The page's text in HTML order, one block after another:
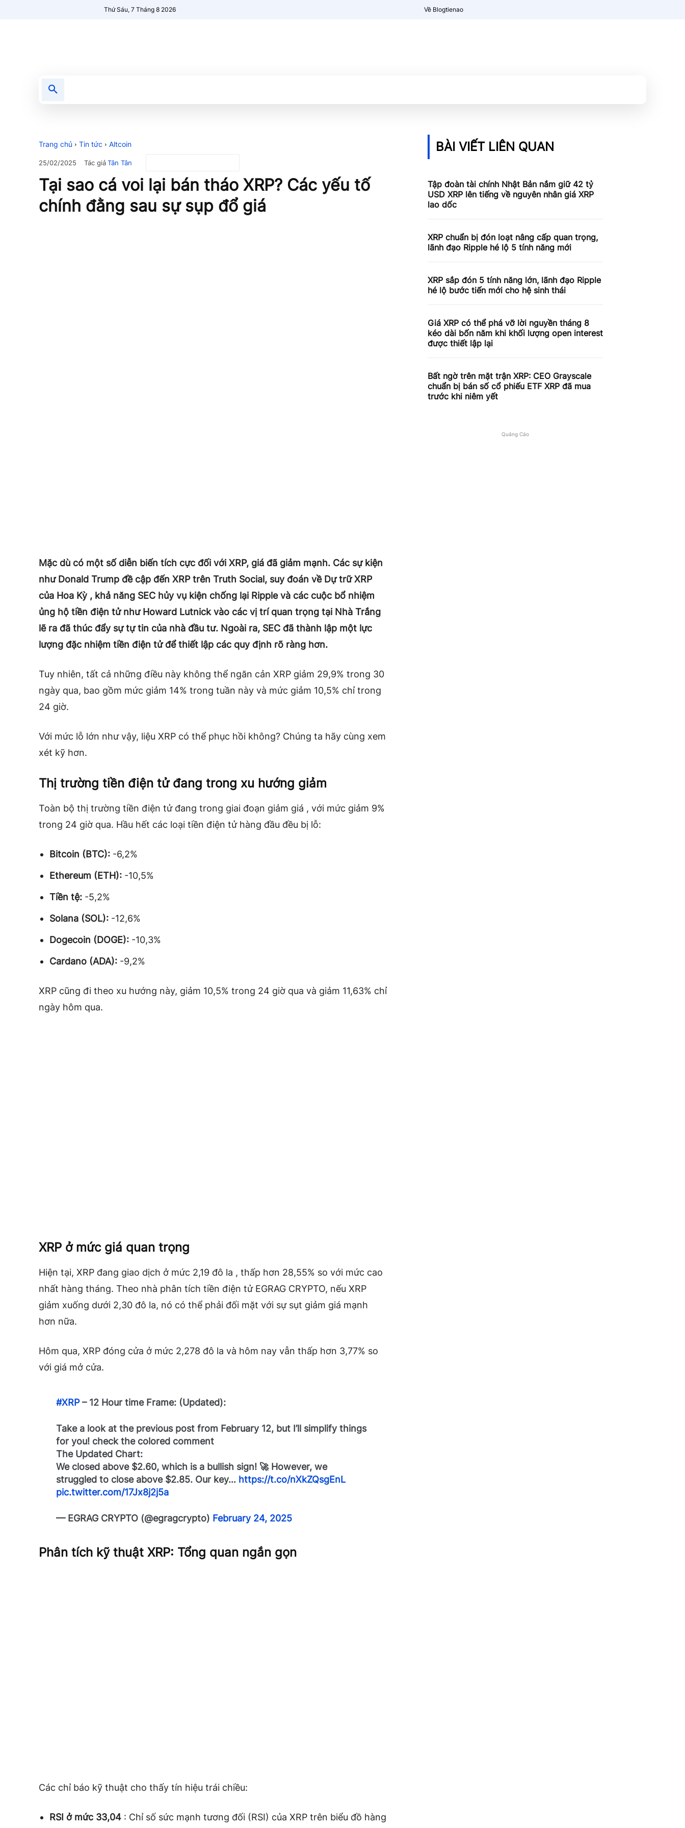
Thứ Sáu, 7 Tháng 8 2026 Về Blogtienao
Trang chủ Tin tức Altcoin
25/02/2025 Tác giảTân Tân
Tại sao cá voi lại bán tháo XRP? Các yếu tố
chính đằng sau sự sụp đổ giá
Mặc dù có một số diễn biến tích cực đối với XRP, giá đã giảm mạnh. Các sự kiện
như Donald Trump đề cập đến XRP trên Truth Social, suy đoán về Dự trữ XRP
của Hoa Kỳ , khả năng SEC hủy vụ kiện chống lại Ripple và các cuộc bổ nhiệm
ủng hộ tiền điện tử như Howard Lutnick vào các vị trí quan trọng tại Nhà Trắng
lẽ ra đã thúc đẩy sự tự tin của nhà đầu tư. Ngoài ra, SEC đã thành lập một lực
lượng đặc nhiệm tiền điện tử để thiết lập các quy định rõ ràng hơn.
Tuy nhiên, tất cả những điều này không thể ngăn cản XRP giảm 29,9% trong 30
ngày qua, bao gồm mức giảm 14% trong tuần này và mức giảm 10,5% chỉ trong
24 giờ.
Với mức lỗ lớn như vậy, liệu XRP có thể phục hồi không? Chúng ta hãy cùng xem
xét kỹ hơn.
Thị trường tiền điện tử đang trong xu hướng giảm
Toàn bộ thị trường tiền điện tử đang trong giai đoạn giảm giá , với mức giảm 9%
trong 24 giờ qua. Hầu hết các loại tiền điện tử hàng đầu đều bị lỗ:
Bitcoin (BTC): -6,2%
Ethereum (ETH): -10,5%
Tiền tệ: -5,2%
Solana (SOL): -12,6%
Dogecoin (DOGE): -10,3%
Cardano (ADA): -9,2%
XRP cũng đi theo xu hướng này, giảm 10,5% trong 24 giờ qua và giảm 11,63% chỉ
ngày hôm qua.
XRP ở mức giá quan trọng
Hiện tại, XRP đang giao dịch ở mức 2,19 đô la , thấp hơn 28,55% so với mức cao
nhất hàng tháng. Theo nhà phân tích tiền điện tử EGRAG CRYPTO, nếu XRP
giảm xuống dưới 2,30 đô la, nó có thể phải đối mặt với sự sụt giảm giá mạnh
hơn nữa.
Hôm qua, XRP đóng cửa ở mức 2,278 đô la và hôm nay vẫn thấp hơn 3,77% so
với giá mở cửa.
#XRP– 12 Hour time Frame: (Updated):
Take a look at the previous post from February 12, but I’ll simplify things
for you! check the colored comment
The Updated Chart:
We closed above $2.60, which is a bullish sign! 🚀 However, we
struggled to close above $2.85. Our key… https://t.co/nXkZQsgEnL
pic.twitter.com/17Jx8j2j5a
— EGRAG CRYPTO (@egragcrypto) February 24, 2025
Phân tích kỹ thuật XRP: Tổng quan ngắn gọn
Các chỉ báo kỹ thuật cho thấy tín hiệu trái chiều:
RSI ở mức 33,04 : Chỉ số sức mạnh tương đối (RSI) của XRP trên biểu đồ hàng
BÀI VIẾT LIÊN QUAN
Tập đoàn tài chính Nhật Bản nắm giữ 42 tỷ
USD XRP lên tiếng về nguyên nhân giá XRP
lao dốc
XRP chuẩn bị đón loạt nâng cấp quan trọng,
lãnh đạo Ripple hé lộ 5 tính năng mới
XRP sắp đón 5 tính năng lớn, lãnh đạo Ripple
hé lộ bước tiến mới cho hệ sinh thái
Giá XRP có thể phá vỡ lời nguyền tháng 8
kéo dài bốn năm khi khối lượng open interest
được thiết lập lại
Bất ngờ trên mặt trận XRP: CEO Grayscale
chuẩn bị bán số cổ phiếu ETF XRP đã mua
trước khi niêm yết
Quảng Cáo